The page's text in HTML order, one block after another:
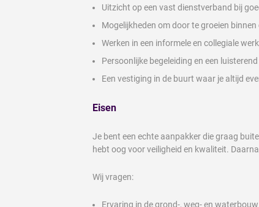
Uitzicht op een vast dienstverband bij
Mogelijkheden om door te groeien
Werken in een informele en collegiale
Persoonlijke begeleiding en een
Een vestiging in de buurt waar je altijd
Eisen
Je bent een echte aanpakker die graag
hebt oog voor veiligheid en kwaliteit.
Wij vragen:
Ervaring in de grond-, weg- en